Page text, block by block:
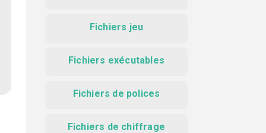
Fichiers jeu
Fichiers exécutables
Fichiers de polices
Fichiers de chiffrage